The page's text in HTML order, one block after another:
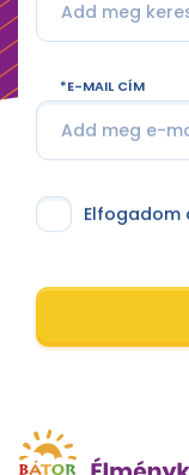
E-MAIL CÍM
Elfogadom